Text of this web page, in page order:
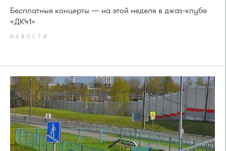
Бесплатные концерты — на этой неделе в джаз-клубе
«ДК41»
НОВОСТИ